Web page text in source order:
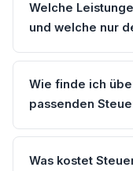
Welche
und welche nur
Wie finde ich
passenden
Was kostet